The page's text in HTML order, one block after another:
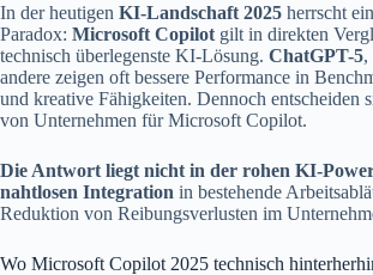
In der heutigen KI-Landschaft 2025 herrscht
Paradox: Microsoft Copilot gilt in direkten
technisch überlegenste KI-Lösung. ChatGPT-5,
andere zeigen oft bessere Performance in
und kreative Fähigkeiten. Dennoch entscheiden
von Unternehmen für Microsoft Copilot.
Die Antwort liegt nicht in der rohen KI-
nahtlosen Integration in bestehende
Reduktion von Reibungsverlusten im
Wo Microsoft Copilot 2025 technisch